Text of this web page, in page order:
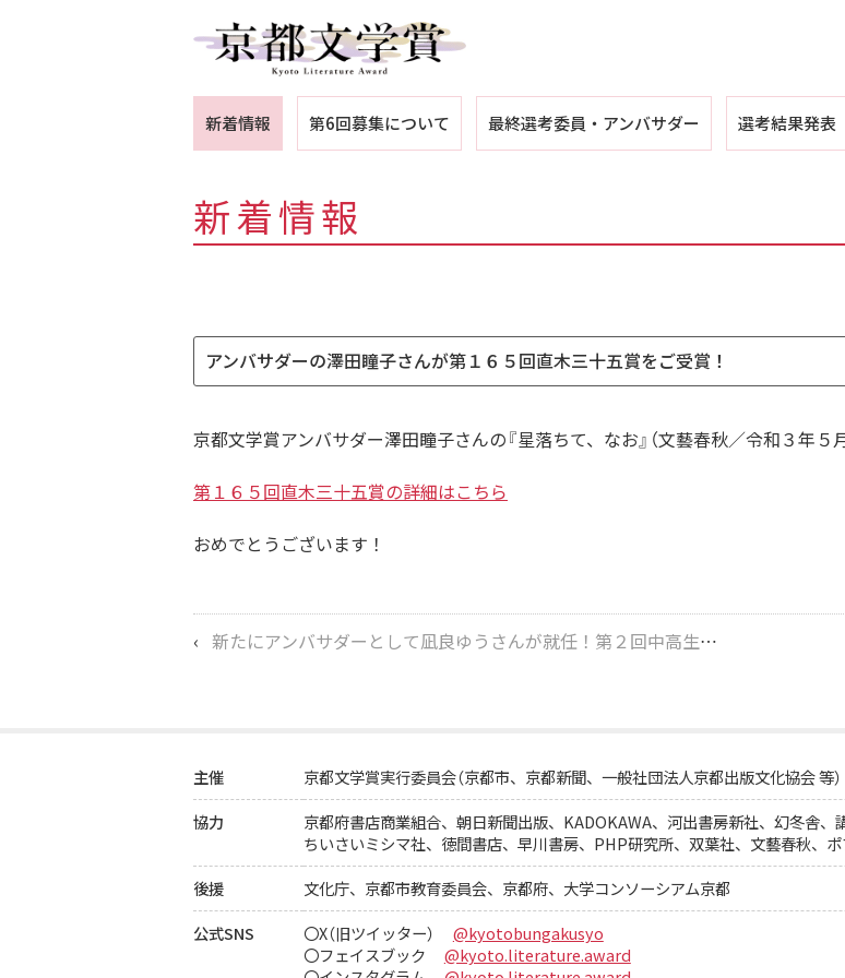
新着情報 第6回募集について 最終選考委員・ アンバサダー 選考結果発表
新着情報
アンバサダーの澤田瞳子さんが第１６５回直木三十五賞をご受賞！
京都文学賞アンバサダー澤田瞳子さんの『星落ちて、なお』（文藝春秋／令和３年
第１６５回直木三十五賞の詳細はこちら
おめでとうございます！
‹ 新たにアンバサダーとして凪良ゆうさんが就任！第２回中高生部門受賞作のデジタルブックを掲載します。
主催
京都文学賞実行委員会（京都市、京都新聞、一般社団法人京都出版文化協会 等）
協力
京都府書店商業組合、 朝日新聞出版、KADOKAWA、河出書房新社、幻冬舎、
ちいさいミシマ社、徳間書店、早川書房、PHP研究所、双葉社、文藝春秋、
後援
文化庁、京都市教育委員会、京都府、大学コンソーシアム京都
公式SNS
〇X（旧ツイッター）
@kyotobungakusyo
〇フェイスブック
@kyoto.literature.award